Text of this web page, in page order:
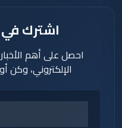
اشترك في
احصل على أهم
الإلكتروني، وكن